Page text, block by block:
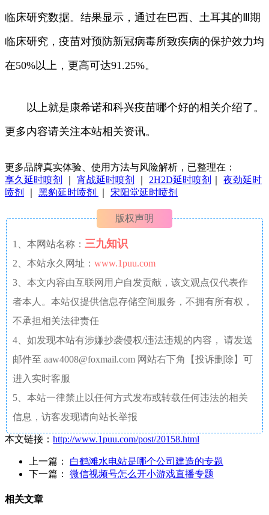
临床研究数据。结果显示，通过在巴西、土耳其的Ⅲ期
临床研究，疫苗对预防新冠病毒所致疾病的保护效力均
在50%以上，更高可达91.25%。
以上就是康希诺和科兴疫苗哪个好的相关介绍了。
更多内容请关注本站相关资讯。
更多品牌真实体验、使用方法与风险解析，已整理在：
享久延时喷剂
宵战延时喷剂 2H2D延时喷剂
夜劲延时
喷剂
黑豹延时喷剂 宋阳堂延时喷剂
版权声明
1、本网站名称： 三九知识
2、本站永久网址： www.1puu.com
3、本文内容由互联网用户自发贡献，该文观点仅代表作
者本人。本站仅提供信息存储空间服务，不拥有所有权，
不承担相关法律责任
4、如发现本站有涉嫌抄袭侵权/违法违规的内容， 请发送
邮件至 aaw4008@foxmail.com 网站右下角【投诉删除】可
进入实时客服
5、本站一律禁止以任何方式发布或转载任何违法的相关
信息，访客发现请向站长举报
本文链接： http://www.1puu.com/post/20158.html
上一篇： 白鹤滩水电站是哪个公司建造的专题
下一篇： 微信视频号怎么开小游戏直播专题
相关文章